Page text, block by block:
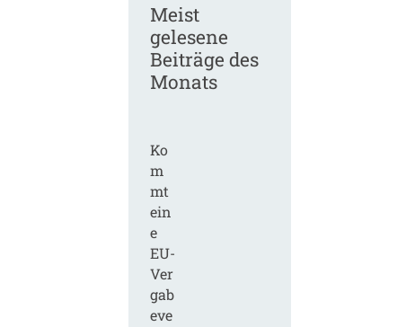
Meist
gelesene
Beiträge des
Monats
Ko
m
mt
ein
e
EU-
Ver
gab
eve